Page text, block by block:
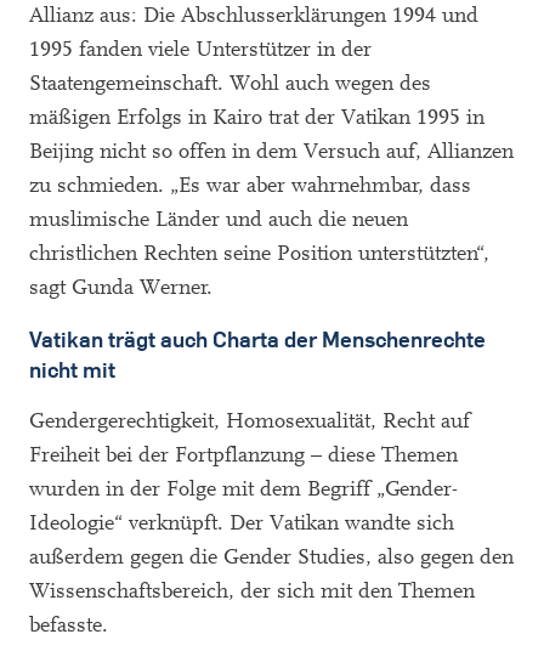
Allianz aus: Die Abschlusserklärungen 1994 und
1995 fanden viele Unterstützer in der
Staatengemeinschaft. Wohl auch wegen des
mäßigen Erfolgs in Kairo trat der Vatikan 1995 in
Beijing nicht so offen in dem Versuch auf, Allianzen
zu schmieden. „Es war aber wahrnehmbar, dass
muslimische Länder und auch die neuen
christlichen Rechten seine Position unterstützten“,
sagt Gunda Werner.
Vatikan trägt auch Charta der Menschenrechte
nicht mit
Gendergerechtigkeit, Homosexualität, Recht auf
Freiheit bei der Fortpflanzung – diese Themen
wurden in der Folge mit dem Begriff „Gender-
Ideologie“ verknüpft. Der Vatikan wandte sich
außerdem gegen die Gender Studies, also gegen den
Wissenschaftsbereich, der sich mit den Themen
befasste.